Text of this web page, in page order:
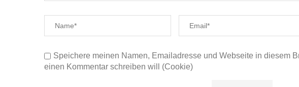
Speichere meinen Namen, Emailadresse und Webseite in diesem
einen Kommentar schreiben will (Cookie)